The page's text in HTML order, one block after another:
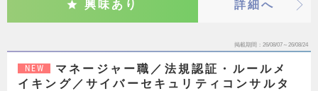
興味あり 詳細へ
掲載期間 26/08/07～26/08/24
NEW
マネージャー職／法規認証・ルールメ
イキング／サイバーセキュリティコンサルタ